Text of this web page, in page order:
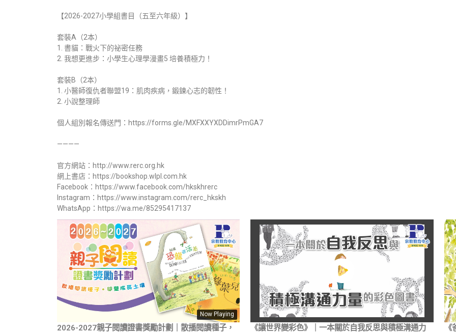
【2026-2027小學組書目（五至六年級）】
套裝A（2本）
1. 書貓：戰火下的祕密任務
2. 我想更進步：小學生心理學漫畫5 培養積極力！
套裝B（2本）
1. 小醫師復仇者聯盟19：肌肉疾病，鍛鍊心志的韌性！
2. 小說整理師
個人組別報名傳送門：https://forms.gle/MXFXXYXDDimrPmGA7
————
官方網站：http://www.rerc.org.hk
網上書店：https://bookshop.wlpl.com.hk
Facebook：https://www.facebook.com/hkskhrerc
Instagram：https://www.instagram.com/rerc_hkskh
WhatsApp：https://wa.me/85295417137
Now Playing
2026-2027親子閱讀證書獎勵計劃｜散播閱讀種子，
《讓世界變彩色》｜一本關於自我反思與積極溝通力